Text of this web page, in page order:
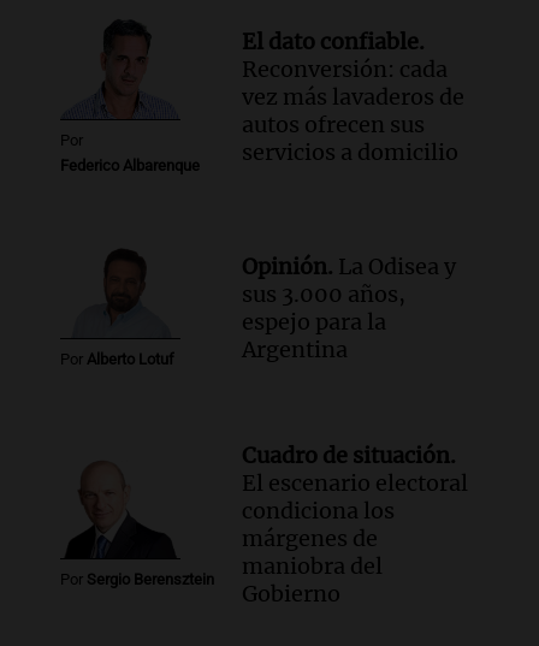
aclarar el origen de su patrimonio ante
la justicia
Panorama Federal
Episodios
Por
Federico Albarenque
El dato confiable.
Reconversión: cada
vez más lavaderos de
autos ofrecen sus
servicios a domicilio
Por Alberto Lotuf
Opinión. La Odisea y
sus 3.000 años,
espejo para la
Argentina
Por Sergio Berensztein
Cuadro de situación.
El escenario electoral
condiciona los
márgenes de
maniobra del
Gobierno